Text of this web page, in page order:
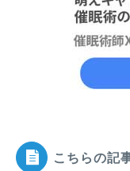
こちらの記